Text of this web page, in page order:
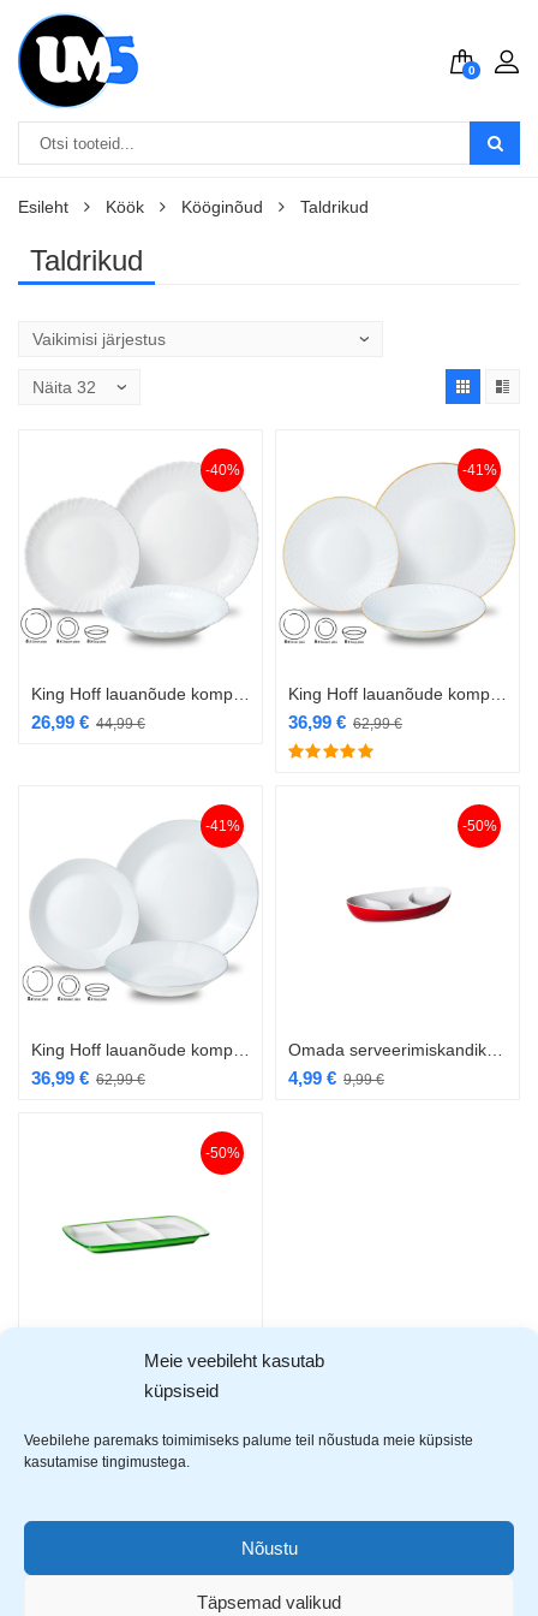
Meie veebileht kasutab
küpsiseid
Veebilehe paremaks toimimiseks palume teil nõustuda meie küpsiste
kasutamise tingimustega.
Nõustu
Täpsemad valikud
0
Esileht Köök Kööginõud Taldrikud
Taldrikud
-40%
44,99€
26,99 €
-41%
62,99€
36,99 €
-41%
62,99€
36,99 €
-50%
9,99€
4,99 €
-50%